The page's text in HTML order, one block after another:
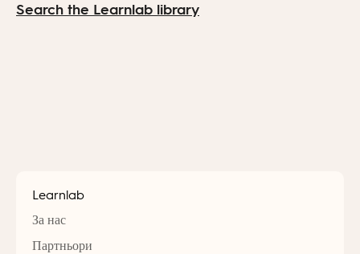
Search the Learnlab library
Learnlab
За нас
Партньори